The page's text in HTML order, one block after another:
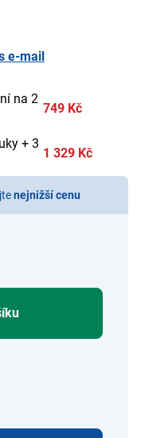
e-mail
na 2
749 Kč
+ 3
1 329 Kč
nejnižší cenu